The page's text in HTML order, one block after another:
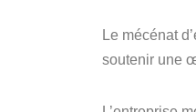
Le mécénat
soutenir une